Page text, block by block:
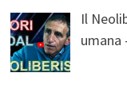
Il
umana